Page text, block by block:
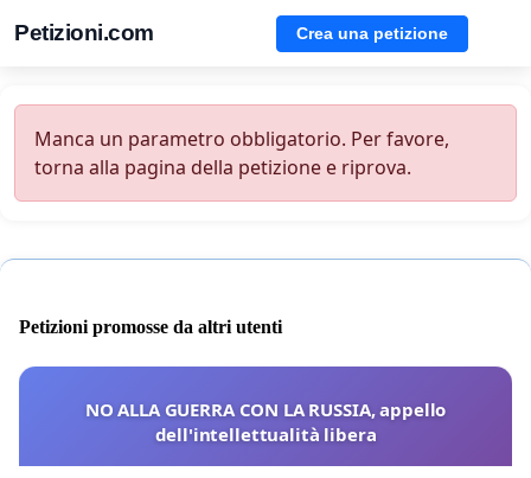
Petizioni.com Crea una petizione
Manca un parametro obbligatorio. Per favore,
torna alla pagina della petizione e riprova.
Petizioni promosse da altri utenti
NO ALLA GUERRA CON LA RUSSIA, appello
dell'intellettualità libera